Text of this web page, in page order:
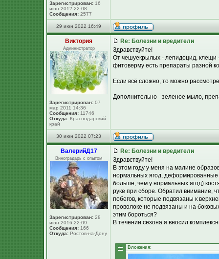
Зарегистрирован: 16
июн 2012 22:08
Сообщения: 2577
29 июн 2022 16:49
Виктория
Администратор
Зарегистрирован: 07
мар 2011 14:36
Сообщения: 11746
Откуда: Краснодарский
край
Re: Болезни и вредители
Здравствуйте!
От чешуекрылых - лепидоцид, клещи
фитоверму есть препараты разной
Если всё сложно, то можно
Дополнительно - зеленое мыло,
30 июн 2022 07:23
ВалерийД17
Виноградарь с опытом
Зарегистрирован: 28
июн 2016 22:09
Сообщения: 166
Откуда: Ростов-на-Дону
Re: Болезни и вредители
Здравствуйте!
В этом году у меня на малине
нормальных ягод, деформированные
больше, чем у нормальных ягод)
руке при сборе. Обратил внимание,
побегов, которые подвязаны к
проволоке не подвязаны и на
этим бороться?
В течении сезона я вносил
Вложения: